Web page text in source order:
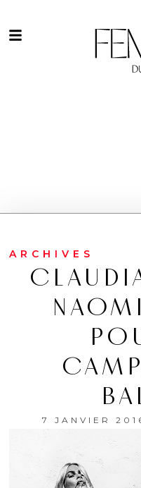
ARCHIVES
7 JANVIER